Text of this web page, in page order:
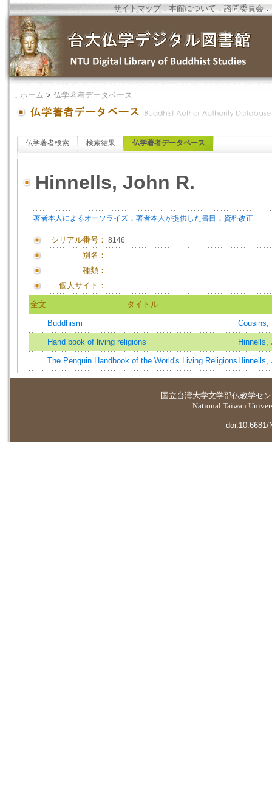
サイトマップ．本館について ．諮問委員会 ．
． ホーム > 仏学著者データベース
仏学著者検索 検索結果 仏学著者データベース
Hinnells, John R.
著者本人によるオーソライズ ． 著者本人が提供した書目 ． 資料改正
シリアル番号： 8146
別名：
種類：
個人サイト：
全文 タイトル
Buddhism Cousins,
Hand book of living religions Hinnells,
The Penguin Handbook of the World's Living Religions Hinnells,
国立台湾大学文学部仏教学セ
National Taiwan
doi:10.6681/